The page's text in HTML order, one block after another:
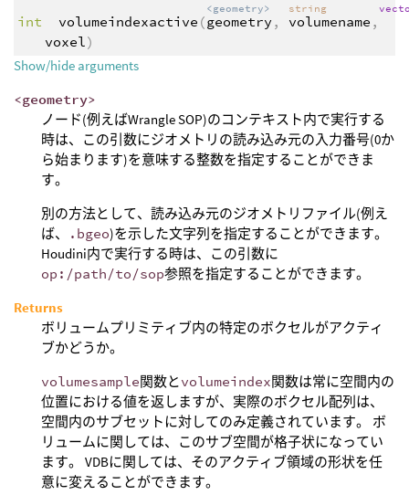
int
volumeindexactive (
<geometry>
geometry ,
string
volumename ,
voxel)
Show/hide arguments
<geometry>
ノード(例えばWrangle SOP)のコンテキスト内で実行する
時は、この引数にジオメトリの読み込み元の入力番号(0か
ら始まります)を意味する整数を指定することができま
す。
別の方法として、読み込み元のジオメトリファイル(例え
ば、
.bgeo)を示した文字列を指定することができます。
Houdini内で実行する時は、この引数に
op:/path/to/sop参照を指定することができます。
Returns
ボリュームプリミティブ内の特定のボクセルがアクティ
ブかどうか。
volumesample関数と volumeindex関数は常に空間内の
位置における値を返しますが、実際のボクセル配列は、
空間内のサブセットに対してのみ定義されています。 ボ
リュームに関しては、このサブ空間が格子状になってい
ます。 VDBに関しては、そのアクティブ領域の形状を任
意に変えることができます。